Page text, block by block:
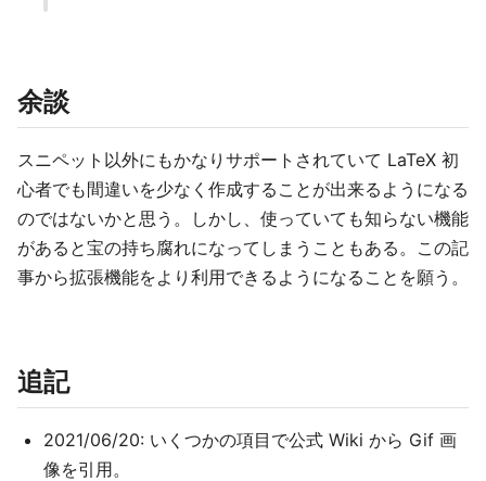
余談
スニペット以外にもかなりサポートされていて LaTeX 初
心者でも間違いを少なく作成することが出来るようになる
のではないかと思う。しかし、使っていても知らない機能
があると宝の持ち腐れになってしまうこともある。この記
事から拡張機能をより利用できるようになることを願う。
追記
2021/06/20: いくつかの項目で公式 Wiki から Gif 画
像を引用。